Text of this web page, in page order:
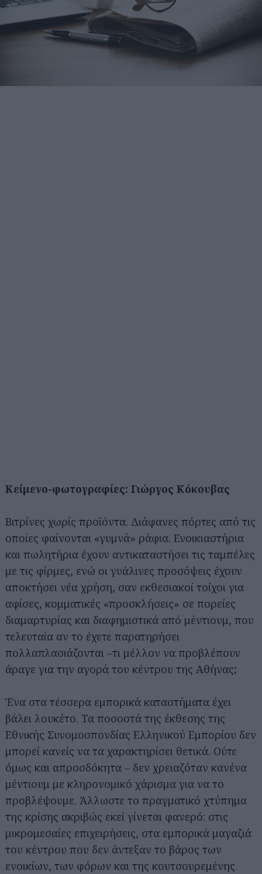
Κείμενο-φωτογραφίες: Γιώργος Κόκουβας
Βιτρίνες χωρίς προϊόντα. Διάφανες πόρτες από τις
οποίες φαίνονται «γυμνά» ράφια. Ενοικιαστήρια
και πωλητήρια έχουν αντικαταστήσει τις ταμπέλες
με τις φίρμες, ενώ οι γυάλινες προσόψεις έχουν
αποκτήσει νέα χρήση, σαν εκθεσιακοί τοίχοι για
αφίσες, κομματικές «προσκλήσεις» σε πορείες
διαμαρτυρίας και διαφημιστικά από μέντιουμ, που
τελευταία αν το έχετε παρατηρήσει
πολλαπλασιάζονται –τι μέλλον να προβλέπουν
άραγε για την αγορά του κέντρου της Αθήνας;
Ένα στα τέσσερα εμπορικά καταστήματα έχει
βάλει λουκέτο. Τα ποσοστά της έκθεσης της
Εθνικής Συνομοσπονδίας Ελληνικού Εμπορίου δεν
μπορεί κανείς να τα χαρακτηρίσει θετικά. Ούτε
όμως και απροσδόκητα – δεν χρειαζόταν κανένα
μέντιουμ με κληρονομικό χάρισμα για να το
προβλέψουμε. Άλλωστε το πραγματικό χτύπημα
της κρίσης ακριβώς εκεί γίνεται φανερό: στις
μικρομεσαίες επιχειρήσεις, στα εμπορικά μαγαζιά
του κέντρου που δεν άντεξαν το βάρος των
ενοικίων, των φόρων και της κουτσουρεμένης